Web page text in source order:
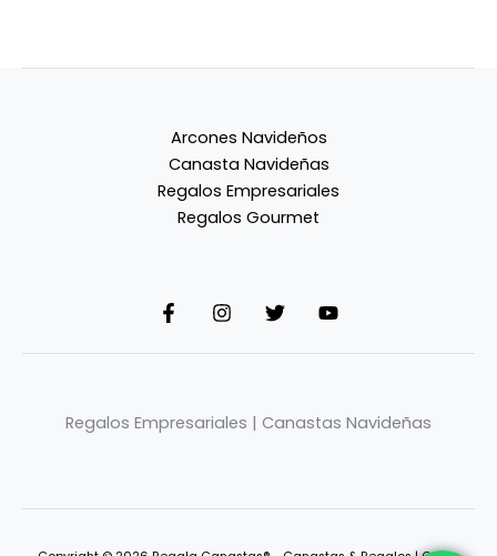
Arcones Navideños
Canasta Navideñas
Regalos Empresariales
Regalos Gourmet
Regalos Empresariales | Canastas Navideñas